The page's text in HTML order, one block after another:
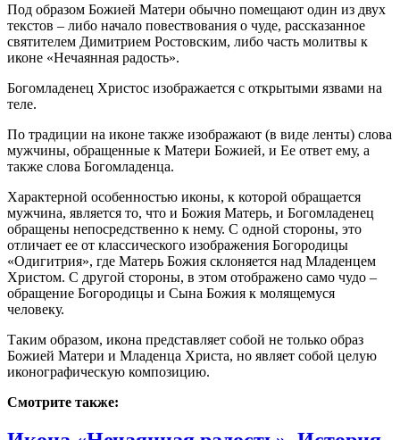
Под образом Божией Матери обычно помещают один из двух
текстов – либо начало повествования о чуде, рассказанное
святителем Димитрием Ростовским, либо часть молитвы к
иконе «Нечаянная радость».
Богомладенец Христос изображается с открытыми язвами на
теле.
По традиции на иконе также изображают (в виде ленты) слова
мужчины, обращенные к Матери Божией, и Ее ответ ему, а
также слова Богомладенца.
Характерной особенностью иконы, к которой обращается
мужчина, является то, что и Божия Матерь, и Богомладенец
обращены непосредственно к нему. С одной стороны, это
отличает ее от классического изображения Богородицы
«Одигитрия», где Матерь Божия склоняется над Младенцем
Христом. С другой стороны, в этом отображено само чудо –
обращение Богородицы и Сына Божия к молящемуся
человеку.
Таким образом, икона представляет собой не только образ
Божией Матери и Младенца Христа, но являет собой целую
иконографическую композицию.
Смотрите также: